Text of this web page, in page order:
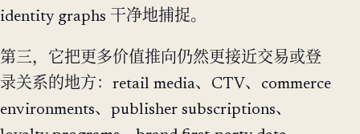
identity graphs 干净地捕捉。
第三，它把更多价值推向仍然更接近交易或登
录关系的地方：retail media、CTV、commerce
environments、publisher subscriptions、